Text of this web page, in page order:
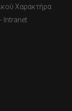
Χαρακτήρα
Intranet